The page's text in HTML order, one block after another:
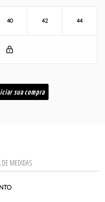
40 42 44
sua compra
DE MEDIDAS